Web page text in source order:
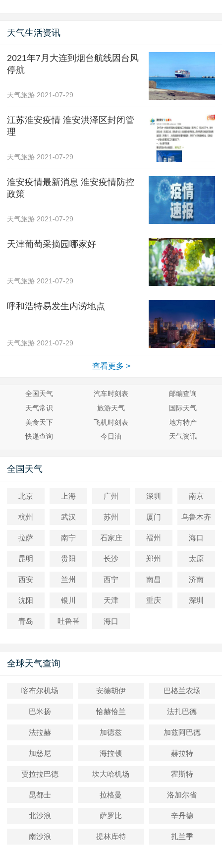
天气生活资讯
2021年7月大连到烟台航线因台风
停航
天气旅游 2021-07-29
江苏淮安疫情 淮安洪泽区封闭管
理
天气旅游 2021-07-29
淮安疫情最新消息 淮安疫情防控
政策
天气旅游 2021-07-29
天津葡萄采摘园哪家好
天气旅游 2021-07-29
呼和浩特易发生内涝地点
天气旅游 2021-07-29
查看更多 >
全国天气 汽车时刻表
邮编查询
天气常识
旅游天气
国际天气
美食天下
飞机时刻表
地方特产
快递查询
今日油 天气资讯
全国天气
北京 上海 广州 深圳 南京
杭州 武汉 苏州 厦门 乌鲁木齐
拉萨 南宁 石家庄 福州 海口
昆明 贵阳 长沙 郑州 太原
西安 兰州 西宁 南昌 济南
沈阳 银川 天津 重庆 深圳
青岛 吐鲁番 海口
全球天气查询
喀布尔机场 安德胡伊 巴格兰农场
巴米扬 恰赫恰兰 法扎巴德
法拉赫 加德兹 加兹阿巴德
加慈尼 海拉顿 赫拉特
贾拉拉巴德 坎大哈机场 霍斯特
昆都士 拉格曼 洛加尔省
北沙浪 萨罗比 辛丹德
南沙浪 提林库特 扎兰季